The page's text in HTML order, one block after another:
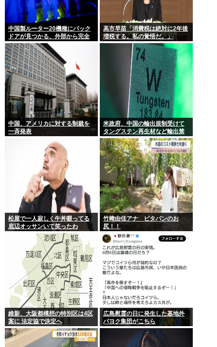
中国製ルーター20機種にバック
ドアが見つかる、外部から完全
制御される恐れ
高市早苗「消費税は絶対に2年後
増税する。私の覚悟だ。」
中国、アメリカに対する制裁を
一斉発表
米政府、中国の輸出規制受けて
タングステン再生材など輸出禁
止へ 日本さん米中に挟み撃ちさ
れる形に
松屋で一人寂しく牛丼啜ってる
底辺オッサンいて笑ったわ
竹﨑由佳アナ ピタパンのお
尻！！
維新、大阪都構想の特別区は4区
案に 法定協で決定へ
広島慰霊の日に発生した基地外
パヨク集団がこちら